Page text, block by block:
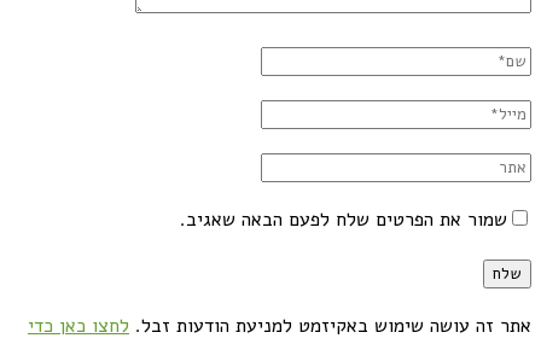
שמור את הפרטים שלח לפעם הבאה שאגיב.
אתר זה עושה שימוש באקיזמט למניעת הודעות זבל. לחצו כאן כדי